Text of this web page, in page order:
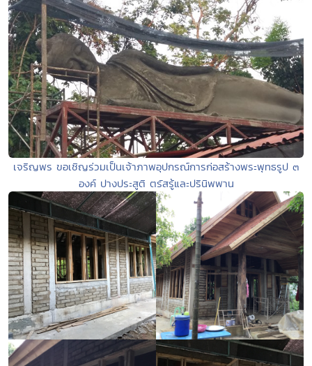
เจริญพร ขอเชิญร่วมเป็นเจ้าภาพอุปกรณ์การก่อสร้างพระพุทธรูป ๓
องค์ ปางประสูติ ตรัสรู้และปรินิพพาน